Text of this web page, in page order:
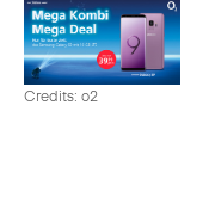
Credits: o2